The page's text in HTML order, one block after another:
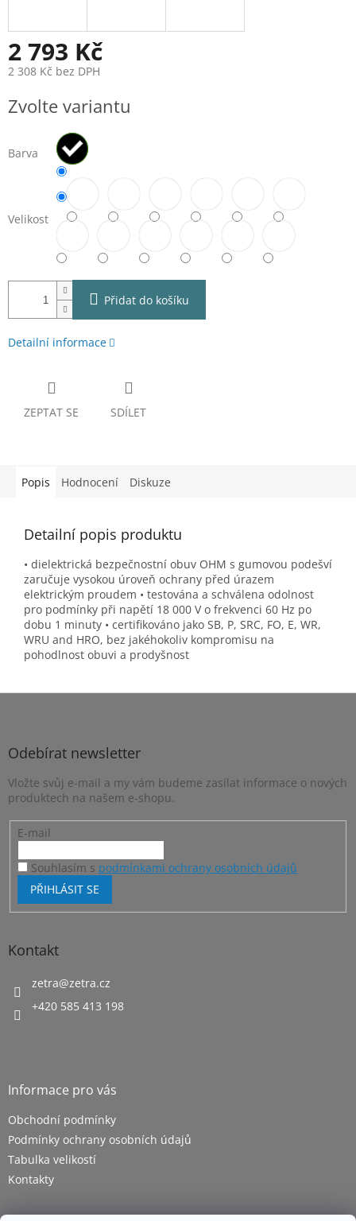
2 793 Kč
2 308 Kč bez DPH
cena:
Zvolte variantu
Barva
Velikost
Přidat do košíku
Detailní informace
ZEPTAT SE SDÍLET
Popis Hodnocení Diskuze
Detailní popis produktu
• dielektrická bezpečnostní obuv OHM s gumovou podešví
zaručuje vysokou úroveň ochrany před úrazem
elektrickým proudem • testována a schválena odolnost
pro podmínky při napětí 18 000 V o frekvenci 60 Hz po
dobu 1 minuty • certifikováno jako SB, P, SRC, FO, E, WR,
WRU and HRO, bez jakéhokoliv kompromisu na
pohodlnost obuvi a prodyšnost
Z
Odebírat newsletter
Vložte svůj e-mail a my vám budeme zasílat informace o nových
produktech na našem e-shopu.
E-mail
Souhlasím s podmínkami ochrany osobních údajů
PŘIHLÁSIT SE
Kontakt
zetra@zetra.cz
+420 585 413 198
Informace pro vás
Obchodní podmínky
Podmínky ochrany osobních údajů
Tabulka velikostí
Kontakty